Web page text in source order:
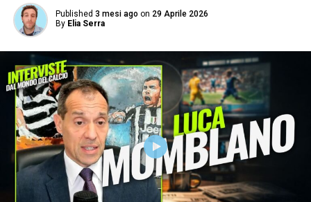
Published 3 mesi ago on 29 Aprile 2026
By Elia Serra